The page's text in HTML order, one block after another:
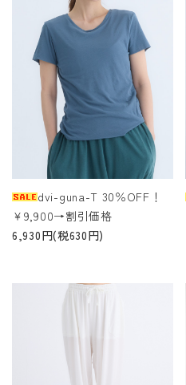
dvi-guna-T 30％OFF！
￥9,900→割引価格
6,930円(税630円)